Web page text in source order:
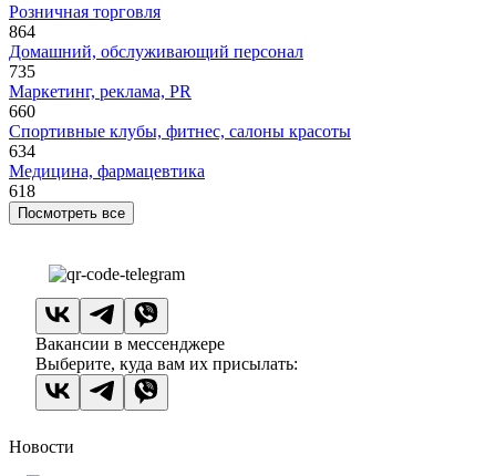
Розничная торговля
864
Домашний, обслуживающий персонал
735
Маркетинг, реклама, PR
660
Спортивные клубы, фитнес, салоны красоты
634
Медицина, фармацевтика
618
Посмотреть все
Вакансии в мессенджере
Выберите, куда вам их присылать:
Новости